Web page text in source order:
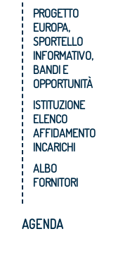
PROGETTO
EUROPA,
SPORTELLO
INFORMATIVO,
BANDI E
OPPORTUNITÀ
ISTITUZIONE
ELENCO
AFFIDAMENTO
INCARICHI
ALBO
FORNITORI
AGENDA